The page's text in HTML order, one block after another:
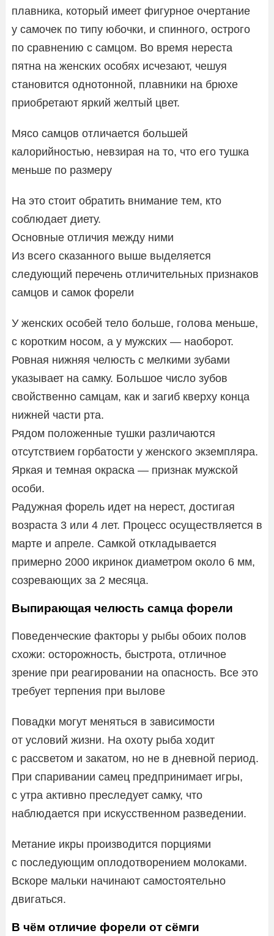
плавника, который имеет фигурное очертание
у самочек по типу юбочки, и спинного, острого
по сравнению с самцом. Во время нереста
пятна на женских особях исчезают, чешуя
становится однотонной, плавники на брюхе
приобретают яркий желтый цвет.
Мясо самцов отличается большей
калорийностью, невзирая на то, что его тушка
меньше по размеру
На это стоит обратить внимание тем, кто
соблюдает диету.
Основные отличия между ними
Из всего сказанного выше выделяется
следующий перечень отличительных признаков
самцов и самок форели
У женских особей тело больше, голова меньше,
с коротким носом, а у мужских — наоборот.
Ровная нижняя челюсть с мелкими зубами
указывает на самку. Большое число зубов
свойственно самцам, как и загиб кверху конца
нижней части рта.
Рядом положенные тушки различаются
отсутствием горбатости у женского экземпляра.
Яркая и темная окраска — признак мужской
особи.
Радужная форель идет на нерест, достигая
возраста 3 или 4 лет. Процесс осуществляется в
марте и апреле. Самкой откладывается
примерно 2000 икринок диаметром около 6 мм,
созревающих за 2 месяца.
Выпирающая челюсть самца форели
Поведенческие факторы у рыбы обоих полов
схожи: осторожность, быстрота, отличное
зрение при реагировании на опасность. Все это
требует терпения при вылове
Повадки могут меняться в зависимости
от условий жизни. На охоту рыба ходит
с рассветом и закатом, но не в дневной период.
При спаривании самец предпринимает игры,
с утра активно преследует самку, что
наблюдается при искусственном разведении.
Метание икры производится порциями
с последующим оплодотворением молоками.
Вскоре мальки начинают самостоятельно
двигаться.
В чём отличие форели от сёмги